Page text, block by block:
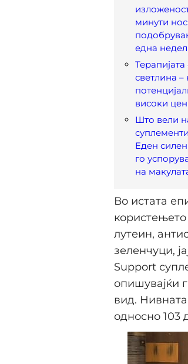
минути
една
светлина
високи
Што вели
Eден
го
на
Во истата
лутеин,
зеленчуци,
Support
опишувајќи
вид.
односно 103